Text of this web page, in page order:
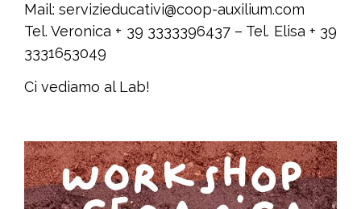
Mail: servizieducativi@coop-auxilium.com
Tel. Veronica + 39 3333396437 – Tel. Elisa + 39
3331653049
Ci vediamo al Lab!